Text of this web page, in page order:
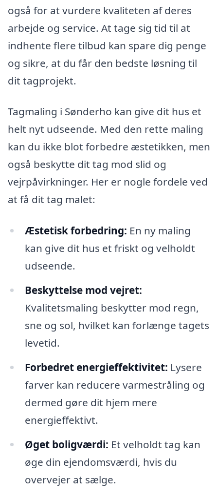
også for at vurdere kvaliteten af deres
arbejde og service. At tage sig tid til at
indhente flere tilbud kan spare dig penge
og sikre, at du får den bedste løsning til
dit tagprojekt.
Tagmaling i Sønderho kan give dit hus et
helt nyt udseende. Med den rette maling
kan du ikke blot forbedre æstetikken, men
også beskytte dit tag mod slid og
vejrpåvirkninger. Her er nogle fordele ved
at få dit tag malet:
Æstetisk forbedring: En ny maling
kan give dit hus et friskt og velholdt
udseende.
Beskyttelse mod vejret:
Kvalitetsmaling beskytter mod regn,
sne og sol, hvilket kan forlænge tagets
levetid.
Forbedret energieffektivitet: Lysere
farver kan reducere varmestråling og
dermed gøre dit hjem mere
energieffektivt.
Øget boligværdi: Et velholdt tag kan
øge din ejendomsværdi, hvis du
overvejer at sælge.